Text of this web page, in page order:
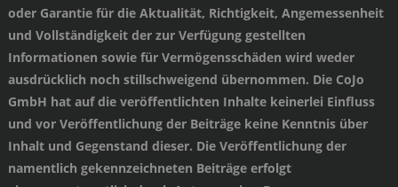
oder Garantie für die Aktualität, Richtigkeit, Angemessenheit
und Vollständigkeit der zur Verfügung gestellten
Informationen sowie für Vermögensschäden wird weder
ausdrücklich noch stillschweigend übernommen. Die CoJo
GmbH hat auf die veröffentlichten Inhalte keinerlei Einfluss
und vor Veröffentlichung der Beiträge keine Kenntnis über
Inhalt und Gegenstand dieser. Die Veröffentlichung der
namentlich gekennzeichneten Beiträge erfolgt